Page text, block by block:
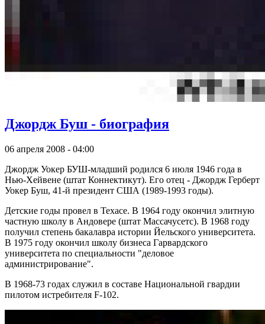
Джордж Буш - биография
06 апреля 2008 - 04:00
Джордж Уокер БУШ-младший родился 6 июля 1946 года в
Нью-Хейвене (штат Коннектикут). Его отец - Джордж Герберт
Уокер Буш, 41-й президент США (1989-1993 годы).
Детские годы провел в Техасе. В 1964 году окончил элитную
частную школу в Андовере (штат Массачусетс). В 1968 году
получил степень бакалавра истории Йельского университета.
В 1975 году окончил школу бизнеса Гарвардского
университета по специальности "деловое
администрирование".
В 1968-73 годах служил в составе Национальной гвардии
пилотом истребителя F-102.